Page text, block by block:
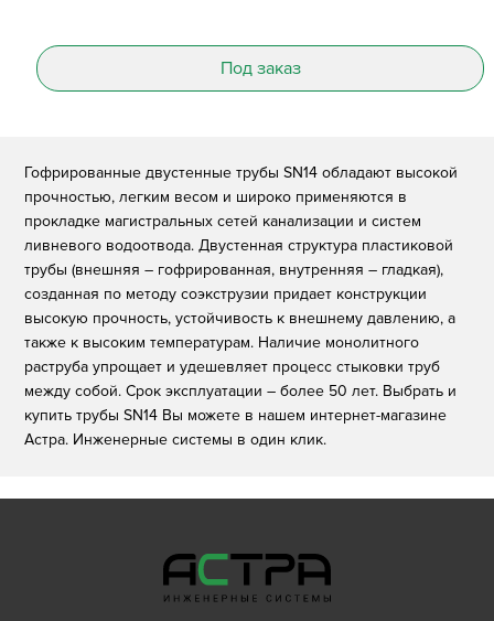
Под заказ
Гофрированные двустенные трубы SN14 обладают высокой
прочностью, легким весом и широко применяются в
прокладке магистральных сетей канализации и систем
ливневого водоотвода. Двустенная структура пластиковой
трубы (внешняя – гофрированная, внутренняя – гладкая),
созданная по методу соэкструзии придает конструкции
высокую прочность, устойчивость к внешнему давлению, а
также к высоким температурам. Наличие монолитного
раструба упрощает и удешевляет процесс стыковки труб
между собой. Срок эксплуатации – более 50 лет. Выбрать и
купить трубы SN14 Вы можете в нашем интернет-магазине
Астра. Инженерные системы в один клик.